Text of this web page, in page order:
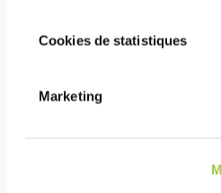
Cookies de statistiques
Marketing
适用于浸没超